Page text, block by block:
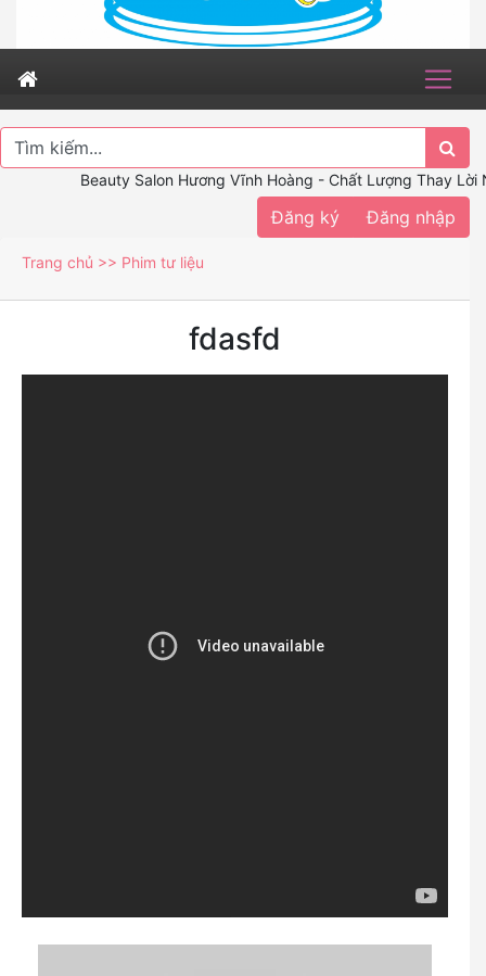
Beauty Salon Hương Vĩnh Hoàng - Chất Lượng Thay Lời
Đăng ký Đăng nhập
Trang chủ >> Phim tư liệu
fdasfd